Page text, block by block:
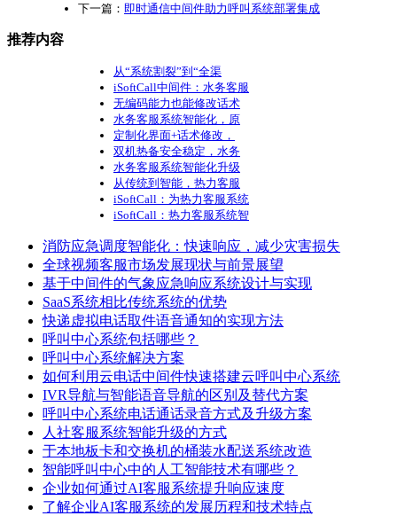
下一篇： 即时通信中间件助力呼叫系统部署集成
推荐内容
从“系统割裂”到“全渠
iSoftCall中间件：水务客服
无编码能力也能修改话术
水务客服系统智能化，原
定制化界面+话术修改，
双机热备安全稳定，水务
水务客服系统智能化升级
从传统到智能，热力客服
iSoftCall：为热力客服系统
iSoftCall：热力客服系统智
消防应急调度智能化：快速响应，减少灾害损失
全球视频客服市场发展现状与前景展望
基于中间件的气象应急响应系统设计与实现
SaaS系统相比传统系统的优势
快递虚拟电话取件语音通知的实现方法
呼叫中心系统包括哪些？
呼叫中心系统解决方案
如何利用云电话中间件快速搭建云呼叫中心系统
IVR导航与智能语音导航的区别及替代方案
呼叫中心系统电话通话录音方式及升级方案
人社客服系统智能升级的方式
于本地板卡和交换机的桶装水配送系统改造
智能呼叫中心中的人工智能技术有哪些？
企业如何通过AI客服系统提升响应速度
了解企业AI客服系统的发展历程和技术特点